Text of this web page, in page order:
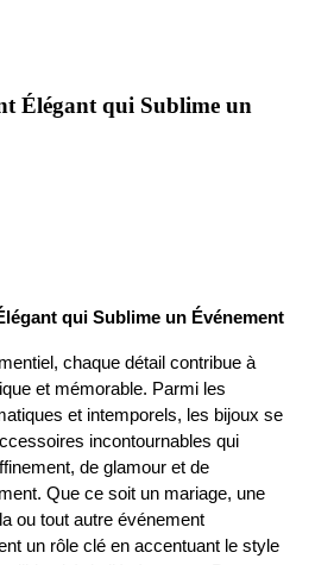
Élégant qui Sublime un
qui Sublime un Événement
chaque détail contribue à
et mémorable. Parmi les
et intemporels, les bijoux se
incontournables qui
de glamour et de
Que ce soit un mariage, une
ou tout autre événement
un rôle clé en accentuant le style